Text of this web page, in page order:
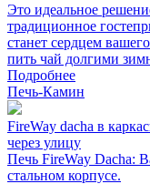
Это идеальное
традиционное
станет сердцем
пить чай долгими
Подробнее
Печь-Камин
FireWay dacha в
через улицу
Печь FireWay Dacha:
стальном корпусе.